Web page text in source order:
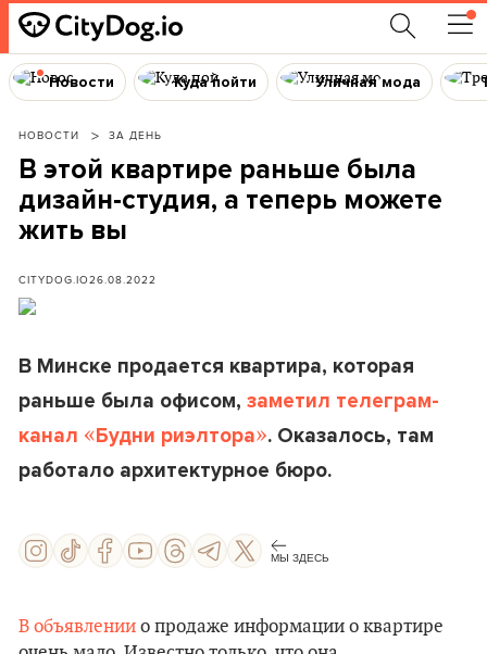
Новости Куда пойти Уличная мода
НОВОСТИ ЗА ДЕНЬ
В этой квартире раньше была
дизайн-студия, а теперь можете
жить вы
CITYDOG.IO26.08.2022
В Минске продается квартира, которая
раньше была офисом, заметил телеграм-
канал «Будни риэлтора». Оказалось, там
работало архитектурное бюро.
МЫ ЗДЕСЬ
В объявлении о продаже информации о квартире